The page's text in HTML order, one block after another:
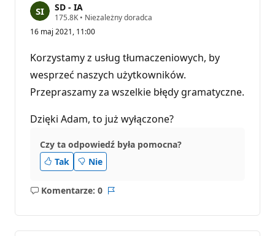
SD - IA
175.8K P
n
t
y
r
e
p
a
i
• Niezależny doradca
16 maj 2021, 11:00
Korzystamy z usług tłumaczeniowych, by
wesprzeć naszych użytkowników.
Przepraszamy za wszelkie błędy gramatyczne.
Dzięki Adam, to już wyłączone?
Czy ta odpowiedź była pomocna?
Tak
Nie
Komentarze: 0
Brak